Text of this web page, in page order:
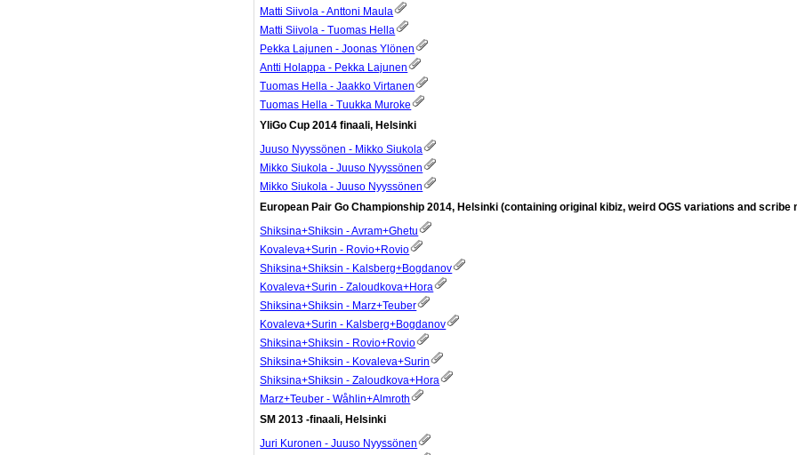
Matti Siivola - Anttoni Maula
Matti Siivola - Tuomas Hella
Pekka Lajunen - Joonas Ylönen
Antti Holappa - Pekka Lajunen
Tuomas Hella - Jaakko Virtanen
Tuomas Hella - Tuukka Muroke
YliGo Cup 2014 finaali, Helsinki
Juuso Nyyssönen - Mikko Siukola
Mikko Siukola - Juuso Nyyssönen
Mikko Siukola - Juuso Nyyssönen
European Pair Go Championship 2014, Helsinki (containing original kibiz, weird OGS variations and scribe
Shiksina+Shiksin - Avram+Ghetu
Kovaleva+Surin - Rovio+Rovio
Shiksina+Shiksin - Kalsberg+Bogdanov
Kovaleva+Surin - Zaloudkova+Hora
Shiksina+Shiksin - Marz+Teuber
Kovaleva+Surin - Kalsberg+Bogdanov
Shiksina+Shiksin - Rovio+Rovio
Shiksina+Shiksin - Kovaleva+Surin
Shiksina+Shiksin - Zaloudkova+Hora
Marz+Teuber - Wåhlin+Almroth
SM 2013 -finaali, Helsinki
Juri Kuronen - Juuso Nyyssönen